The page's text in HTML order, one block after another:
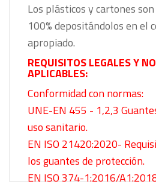
Los plásticos y cartones
100% depositándolos en el
apropiado.
REQUISITOS LEGALES Y
APLICABLES:
Conformidad con normas:
UNE-EN 455 - 1,2,3
uso sanitario.
EN ISO 21420:2020-
los guantes de protección.
EN ISO 374-1:2016/